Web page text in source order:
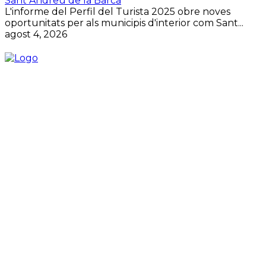
L'informe del Perfil del Turista 2025 obre noves
oportunitats per als municipis d'interior com Sant...
agost 4, 2026